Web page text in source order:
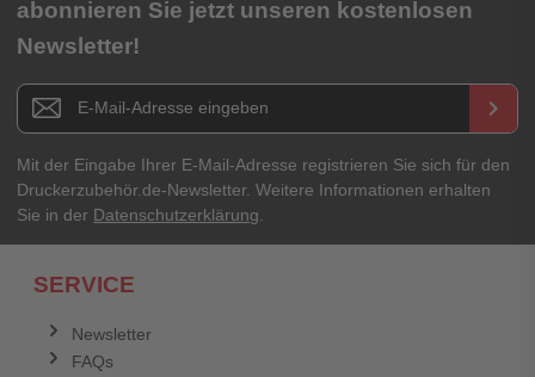
abonnieren Sie jetzt unseren kostenlosen
Newsletter!
Newsletter E-Mail Adresse keyboard_arrow_right
Mit der Eingabe Ihrer E-Mail-Adresse registrieren Sie sich für den
Druckerzubehör.de-Newsletter. Weitere Informationen erhalten
Sie in der Datenschutzerklärung
SERVICE
Newsletter
FAQs